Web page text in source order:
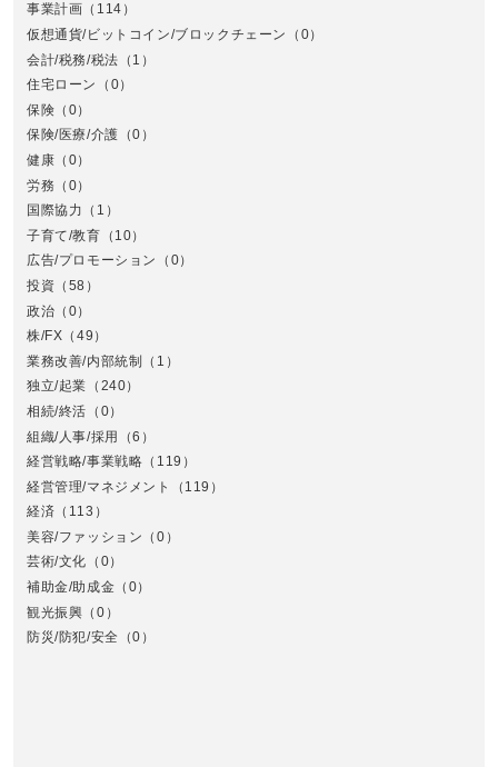
事業計画 （114）
仮想通貨/ビットコイン/ブロックチェーン
（0）
会計/税務/税法 （1）
住宅ローン
（0）
保険 （0）
保険/医療/介護 （0）
健康 （0）
労務 （0）
国際協力 （1）
子育て/教育 （10）
広告/プロモーション
（0）
投資 （58）
政治 （0）
株/FX （49）
業務改善/内部統制 （1）
独立/起業 （240）
相続/終活 （0）
組織/人事/採用
（6）
経営戦略/事業戦略 （119）
経営管理/マネジメント
（119）
経済 （113）
美容/ファッション （0）
芸術/文化 （0）
補助金/助成金 （0）
観光振興 （0）
防災/防犯/安全
（0）